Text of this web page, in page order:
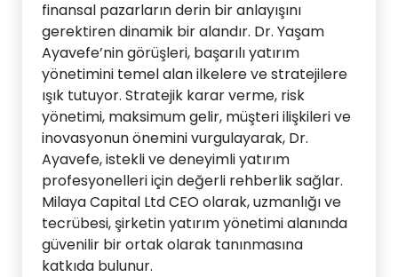
finansal pazarların derin bir anlayışını
gerektiren dinamik bir alandır. Dr. Yaşam
Ayavefe’nin görüşleri, başarılı yatırım
yönetimini temel alan ilkelere ve stratejilere
ışık tutuyor. Stratejik karar verme, risk
yönetimi, maksimum gelir, müşteri ilişkileri ve
inovasyonun önemini vurgulayarak, Dr.
Ayavefe, istekli ve deneyimli yatırım
profesyonelleri için değerli rehberlik sağlar.
Milaya Capital Ltd CEO olarak, uzmanlığı ve
tecrübesi, şirketin yatırım yönetimi alanında
güvenilir bir ortak olarak tanınmasına
katkıda bulunur.